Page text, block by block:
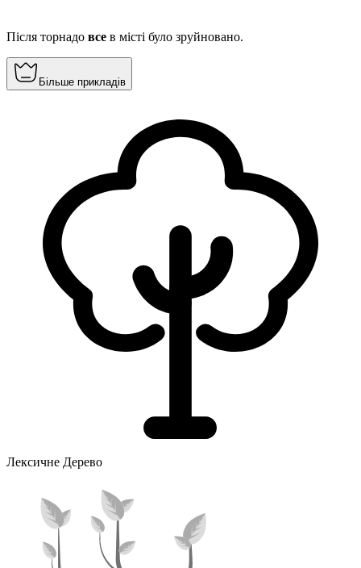
Після торнадо все в місті було зруйновано.
Більше прикладів
Лексичне Дерево